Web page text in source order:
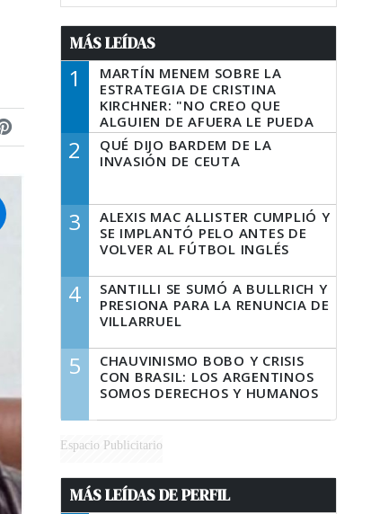
MÁS LEÍDAS
1
MARTÍN MENEM SOBRE LA
ESTRATEGIA DE CRISTINA
KIRCHNER: "NO CREO QUE
ALGUIEN DE AFUERA LE PUEDA
DECIR A LA JUSTICIA LO QUE
TIENE QUE HACER"
2
QUÉ DIJO BARDEM DE LA
INVASIÓN DE CEUTA
3
ALEXIS MAC ALLISTER CUMPLIÓ Y
SE IMPLANTÓ PELO ANTES DE
VOLVER AL FÚTBOL INGLÉS
4
SANTILLI SE SUMÓ A BULLRICH Y
PRESIONA PARA LA RENUNCIA DE
VILLARRUEL
5
CHAUVINISMO BOBO Y CRISIS
CON BRASIL: LOS ARGENTINOS
SOMOS DERECHOS Y HUMANOS
Espacio Publicitario
MÁS LEÍDAS DE PERFIL